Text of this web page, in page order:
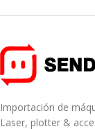
Corte
MOTOR Paso
Importación de
Laser, plotter &